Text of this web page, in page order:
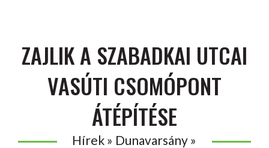
ZAJLIK A SZABADKAI UTCAI
VASÚTI CSOMÓPONT
ÁTÉPÍTÉSE
Hírek » Dunavarsány »